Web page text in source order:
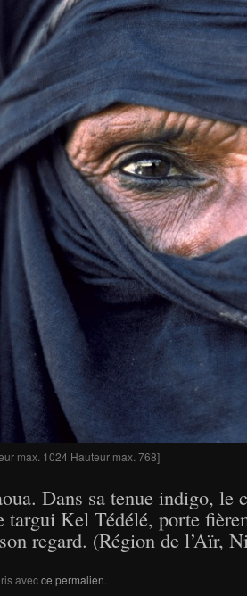
max. 1024 Hauteur max. 768]
Dans sa tenue indigo,
targui Kel Tédélé, porte
regard. (Région de l’Aïr,
avecce permalien.